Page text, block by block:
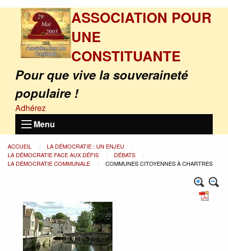
ASSOCIATION POUR
UNE
CONSTITUANTE
Pour que vive la souveraineté
populaire !
Adhérez
Menu
ACCUEIL
LA DÉMOCRATIE : UN ENJEU
LA DÉMOCRATIE FACE AUX DÉFIS
DÉBATS
LA DÉMOCRATIE COMMUNALE
COMMUNES CITOYENNES À CHARTRES